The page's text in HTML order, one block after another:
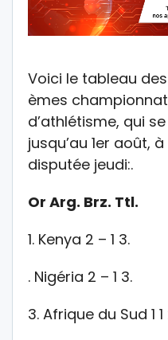
Voici le tableau
èmes
d’athlétisme, qui
jusqu’au 1er août,
disputée jeudi:.
Or Arg. Brz. Ttl.
1. Kenya 2 – 1 3.
. Nigéria 2 – 1 3.
3. Afrique du Sud 1 1